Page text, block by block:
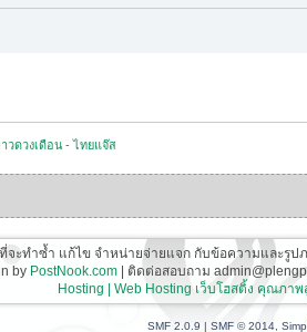
วดวงเดือน - ไทยแจ๊ส
ะทำซ้ำ แก้ไข จำหน่ายจ่ายแจก กับข้อความและรู
by PostNook.com | ติดต่อสอบถาม
Hosting | Web Hosting เว็บโฮสติ้ง คุณภาพ
SMF 2.0.9 | SMF © 2014,